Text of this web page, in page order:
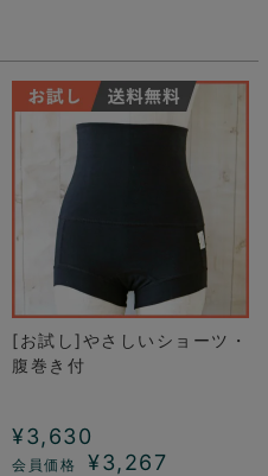
[お試し]やさしいショーツ・
腹巻き付
¥3,630
¥3,267